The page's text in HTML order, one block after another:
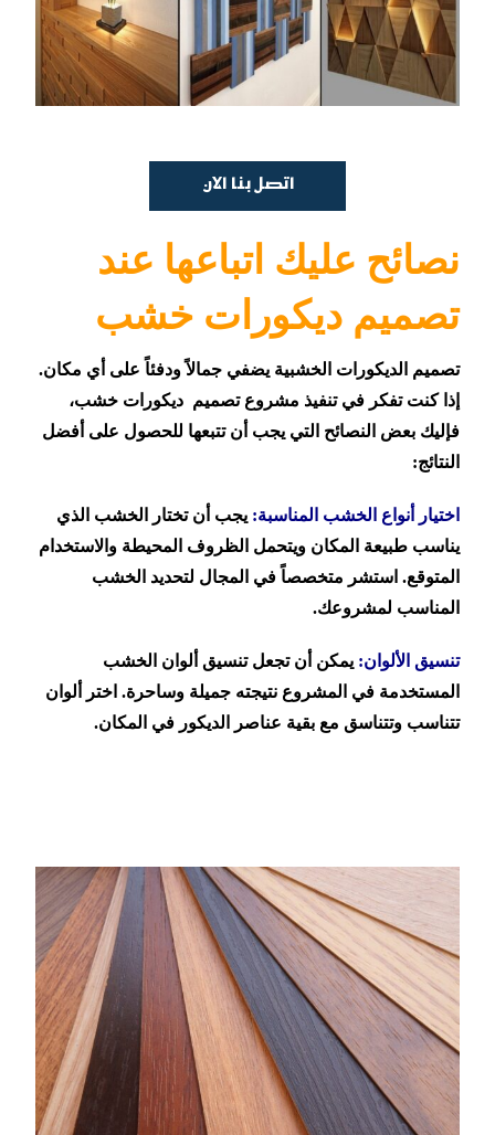
اتصل بنا الان
نصائح عليك اتباعها عند
تصميم ديكورات خشب
تصميم الديكورات الخشبية يضفي جمالاً ودفئاً على أي مكان.
إذا كنت تفكر في تنفيذ مشروع تصميم ديكورات خشب،
فإليك بعض النصائح التي يجب أن تتبعها للحصول على أفضل
النتائج:
اختيار أنواع الخشب المناسبة: يجب أن تختار الخشب الذي
يناسب طبيعة المكان ويتحمل الظروف المحيطة والاستخدام
المتوقع. استشر متخصصاً في المجال لتحديد الخشب
المناسب لمشروعك.
تنسيق الألوان: يمكن أن تجعل تنسيق ألوان الخشب
المستخدمة في المشروع نتيجته جميلة وساحرة. اختر ألوان
تتناسب وتتناسق مع بقية عناصر الديكور في المكان.